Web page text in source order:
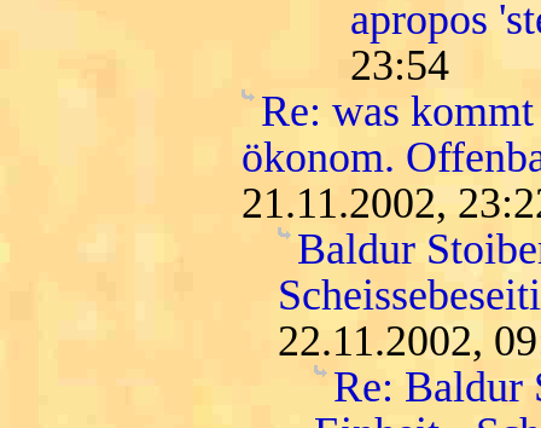
apropos
23:54
Re: was
ökonom.
21.11.2002,
Baldur
22.11.2002,
Re: Baldur